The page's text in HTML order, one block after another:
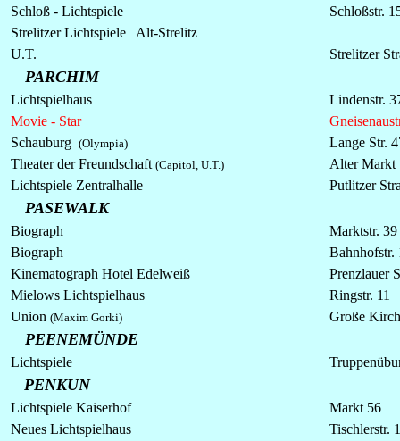
Schloß - Lichtspiele
Schloßstr.
StrelitzerLichtspiele
Alt-Strelitz
U.T.
Strelitzer
PARCHIM
Lichtspielhaus
Lindenstr.
Movie - Star
Schauburg (Olympia)
Lange Str.
Theater der Freundschaft (Capitol, U.T.)
Alter
Lichtspiele Zentralhalle Putlitzer
PASEWALK
Biograph
Marktstr. 39
Biograph
Bahnhofstr.
Kinematograph Hotel Edelweiß
Prenzlauer
Mielows Lichtspielhaus
Ringstr. 11
Union (Maxim Gorki) Große
PEENEMÜNDE
Lichtspiele
PENKUN
Lichtspiele Kaiserhof
Markt 56
Neues Lichtspielhaus
Tischlerstr.